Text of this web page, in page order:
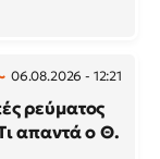
06.08.2026 - 12:21
ρεύματος
απαντά ο Θ.